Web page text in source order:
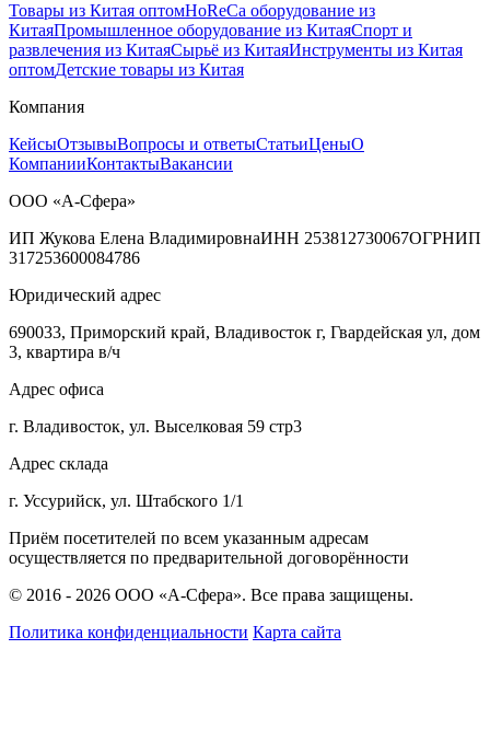
Товары из Китая оптомHoReCa оборудование из
КитаяПромышленное оборудование из КитаяСпорт и
развлечения из КитаяСырьё из КитаяИнструменты из Китая
оптомДетские товары из Китая
Компания
КейсыОтзывыВопросы и ответыСтатьиЦеныО
КомпанииКонтактыВакансии
ООО «А-Сфера»
ИП Жукова Елена ВладимировнаИНН 253812730067ОГРНИП
317253600084786
Юридический адрес
690033, Приморский край, Владивосток г, Гвардейская ул, дом
3, квартира в/ч
Адрес офиса
г. Владивосток, ул. Выселковая 59 стр3
Адрес склада
г. Уссурийск, ул. Штабского 1/1
Приём посетителей по всем указанным адресам
осуществляется по предварительной договорённости
© 2016 - 2026 ООО «А-Сфера». Все права защищены.
Политика конфиденциальности Карта сайта